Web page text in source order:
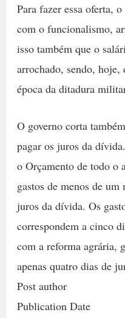
Para fazer essa oferta,
com o funcionalismo,
isso também que o
arrochado, sendo, hoje,
época da ditadura
O governo corta
pagar os juros da
o Orçamento de todo o
gastos de menos de
juros da dívida. Os
correspondem a cinco
com a reforma agrária,
apenas quatro dias de
Post author
Publication Date